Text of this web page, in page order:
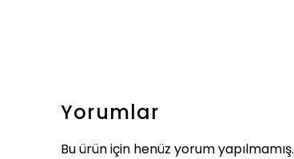
Yorumlar
Bu ürün için henüz yorum yapılmamış.